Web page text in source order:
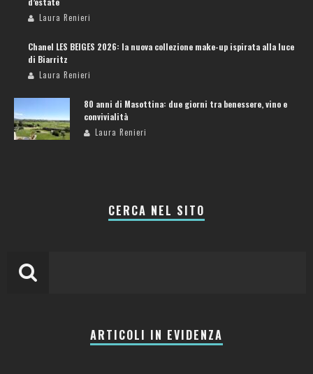
Laura Renieri
Chanel LES BEIGES 2026: la nuova collezione make-up ispirata alla luce
di Biarritz
Laura Renieri
80 anni di Masottina: due giorni tra benessere, vino e
convivialità
Laura Renieri
CERCA NEL SITO
ARTICOLI IN EVIDENZA